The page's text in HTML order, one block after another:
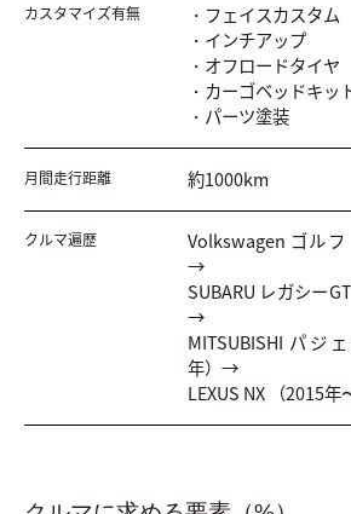
カスタマイズ有無
・フェイスカスタム
・インチアップ
・オフロードタイヤ
・カーゴベッドキッ
・パーツ塗装
月間走行距離 約1000km
クルマ遍歴
Volkswagen ゴルフ
→
SUBARU レガシー
→
MITSUBISHI パジ
年）→
LEXUS NX （2015年